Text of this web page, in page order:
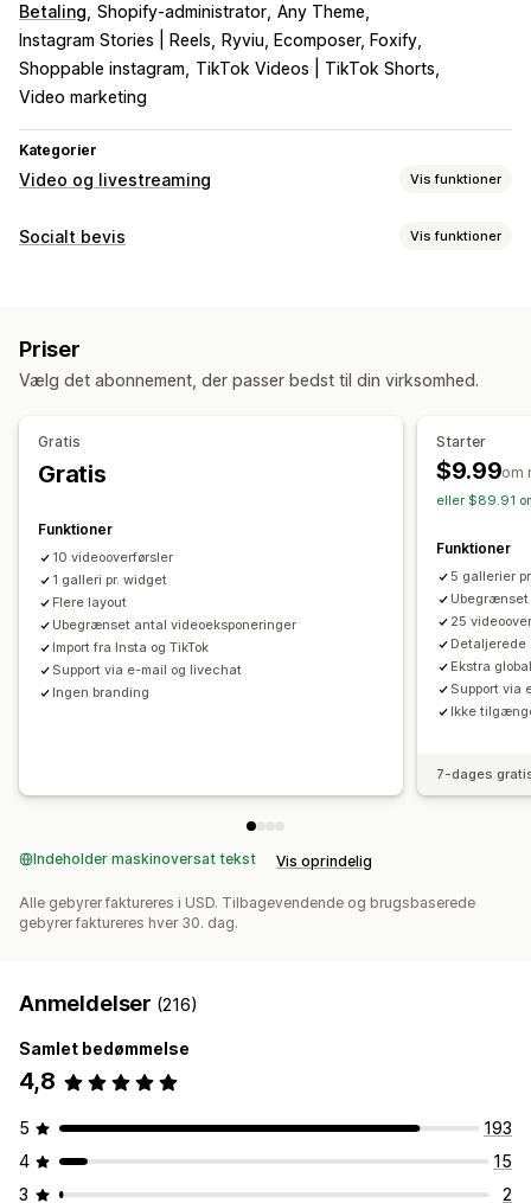
Betaling Shopify-administrator Any Theme
Instagram Stories | Reels
Ryviu, Ecomposer, Foxify
Shoppable instagram
TikTok Videos | TikTok Shorts
Video marketing
Kategorier
Video og livestreaming Vis funktioner
Videoadministration
Tilpasning
Pop op-vinduer
Socialt bevis Vis funktioner
Analyser
Priser
Vælg det abonnement, der passer bedst til din virksomhed.
Gratis
Gratis
Funktioner
10 videooverførsler
1 galleri pr. widget
Flere layout
Ubegrænset antal videoeksponeringer
Import fra Insta og TikTok
Support via e-mail og livechat
Ingen branding
Starter
$9.99om
eller $89.91
Funktioner
5 gallerier
25
Detaljerede
Ekstra
Support via
Ikke
7-dages
Indeholder maskinoversat tekst Vis oprindelig
Alle gebyrer faktureres i USD. Tilbagevendende og brugsbaserede
gebyrer faktureres hver 30. dag.
Anmeldelser (216)
Samlet bedømmelse
4,8
5
193
4
15
3
2